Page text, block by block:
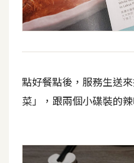
T
M
L
S
a
點好餐點後，服務生送
菜」，跟兩個小碟裝的辣